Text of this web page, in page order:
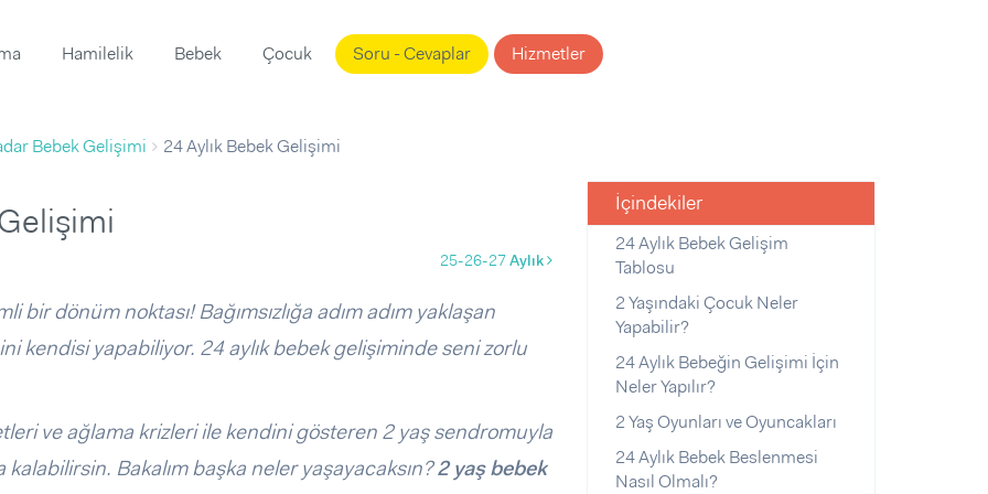
Hamilelik Bebek Çocuk Soru - Cevaplar Hizmetler
Bebek Gelişimi 24 Aylık Bebek Gelişimi
25-26-27Aylık
bir dönüm noktası! Bağımsızlığa adım adım yaklaşan
kendisi yapabiliyor. 24 aylık bebek gelişiminde seni zorlu
ve ağlama krizleri ile kendini gösteren 2 yaş sendromuyla
Bakalım başka neler yaşayacaksın?2 yaş bebek
İçindekiler
24 Aylık Bebek Gelişim
Tablosu
2 Yaşındaki Çocuk Neler
Yapabilir?
24 Aylık Bebeğin Gelişimi İçin
Neler Yapılır?
2 Yaş Oyunları ve Oyuncakları
24 Aylık Bebek Beslenmesi
Nasıl Olmalı?